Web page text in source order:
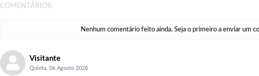
COMENTÁRIOS:
Nenhum comentário feito ainda. Seja o primeiro a enviar um
Visitante
Quinta, 06 Agosto 2026